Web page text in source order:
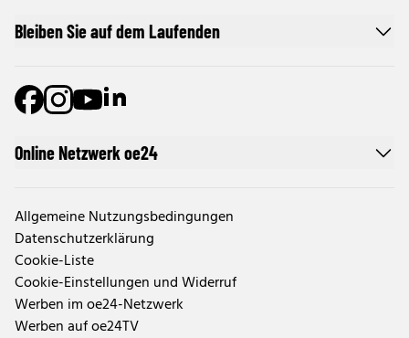
Online Netzwerk oe24
Allgemeine Nutzungsbedingungen
Datenschutzerklärung
Cookie-Liste
Cookie-Einstellungen und Widerruf
Werben im oe24-Netzwerk
Werben auf oe24TV
Bleiben Sie auf dem Laufenden